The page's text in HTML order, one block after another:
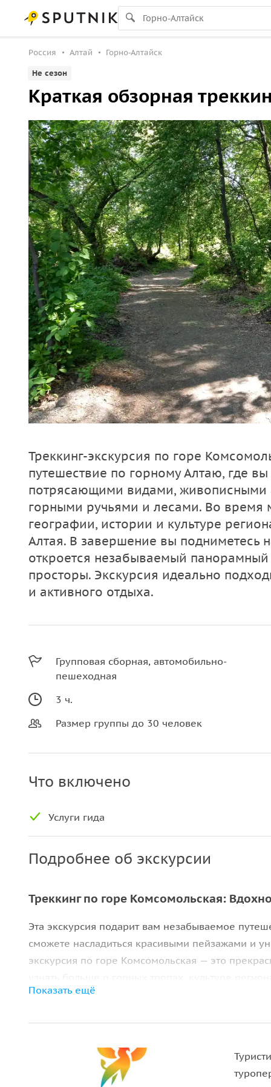
Россия Алтай
Горно-Алтайск
Не сезон
Краткая обзорная
Треккинг-экскурсия по горе
путешествие по горному Алтаю, где
потрясающими видами, живописными
горными ручьями и лесами. Во время
географии, истории и культуре
Алтая. В завершение вы подниметесь
откроется незабываемый
просторы. Экскурсия идеально
и активного отдыха.
Групповая сборная, автомобильно-
пешеходная
3 ч.
Размер группы до 30 человек
Что включено
Услуги гида
Подробнее об экскурсии
Треккинг по горе Комсомольская:
Эта экскурсия подарит вам незабываемое
сможете насладиться красивыми пейзажами и
экскурсия по горе Комсомольская — это
особенностях и истории этой местности. В ходе
вы увидите живописные альпийские луга,
следы дикой природы.
Показать ещё